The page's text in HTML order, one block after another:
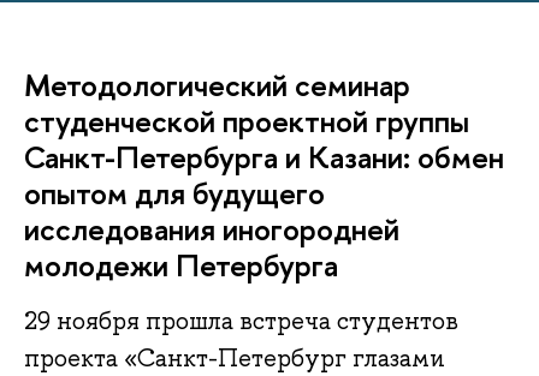
Методологический семинар
студенческой проектной группы
Санкт-Петербурга и Казани: обмен
опытом для будущего
исследования иногородней
молодежи Петербурга
29 ноября прошла встреча студентов
проекта «Санкт-Петербург глазами